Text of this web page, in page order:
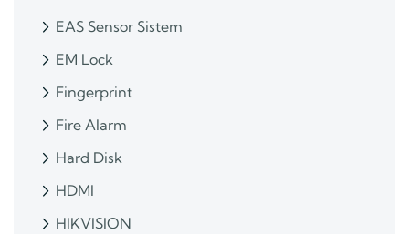
EAS Sensor Sistem
EM Lock
Fingerprint
Fire Alarm
Hard Disk
HDMI
HIKVISION